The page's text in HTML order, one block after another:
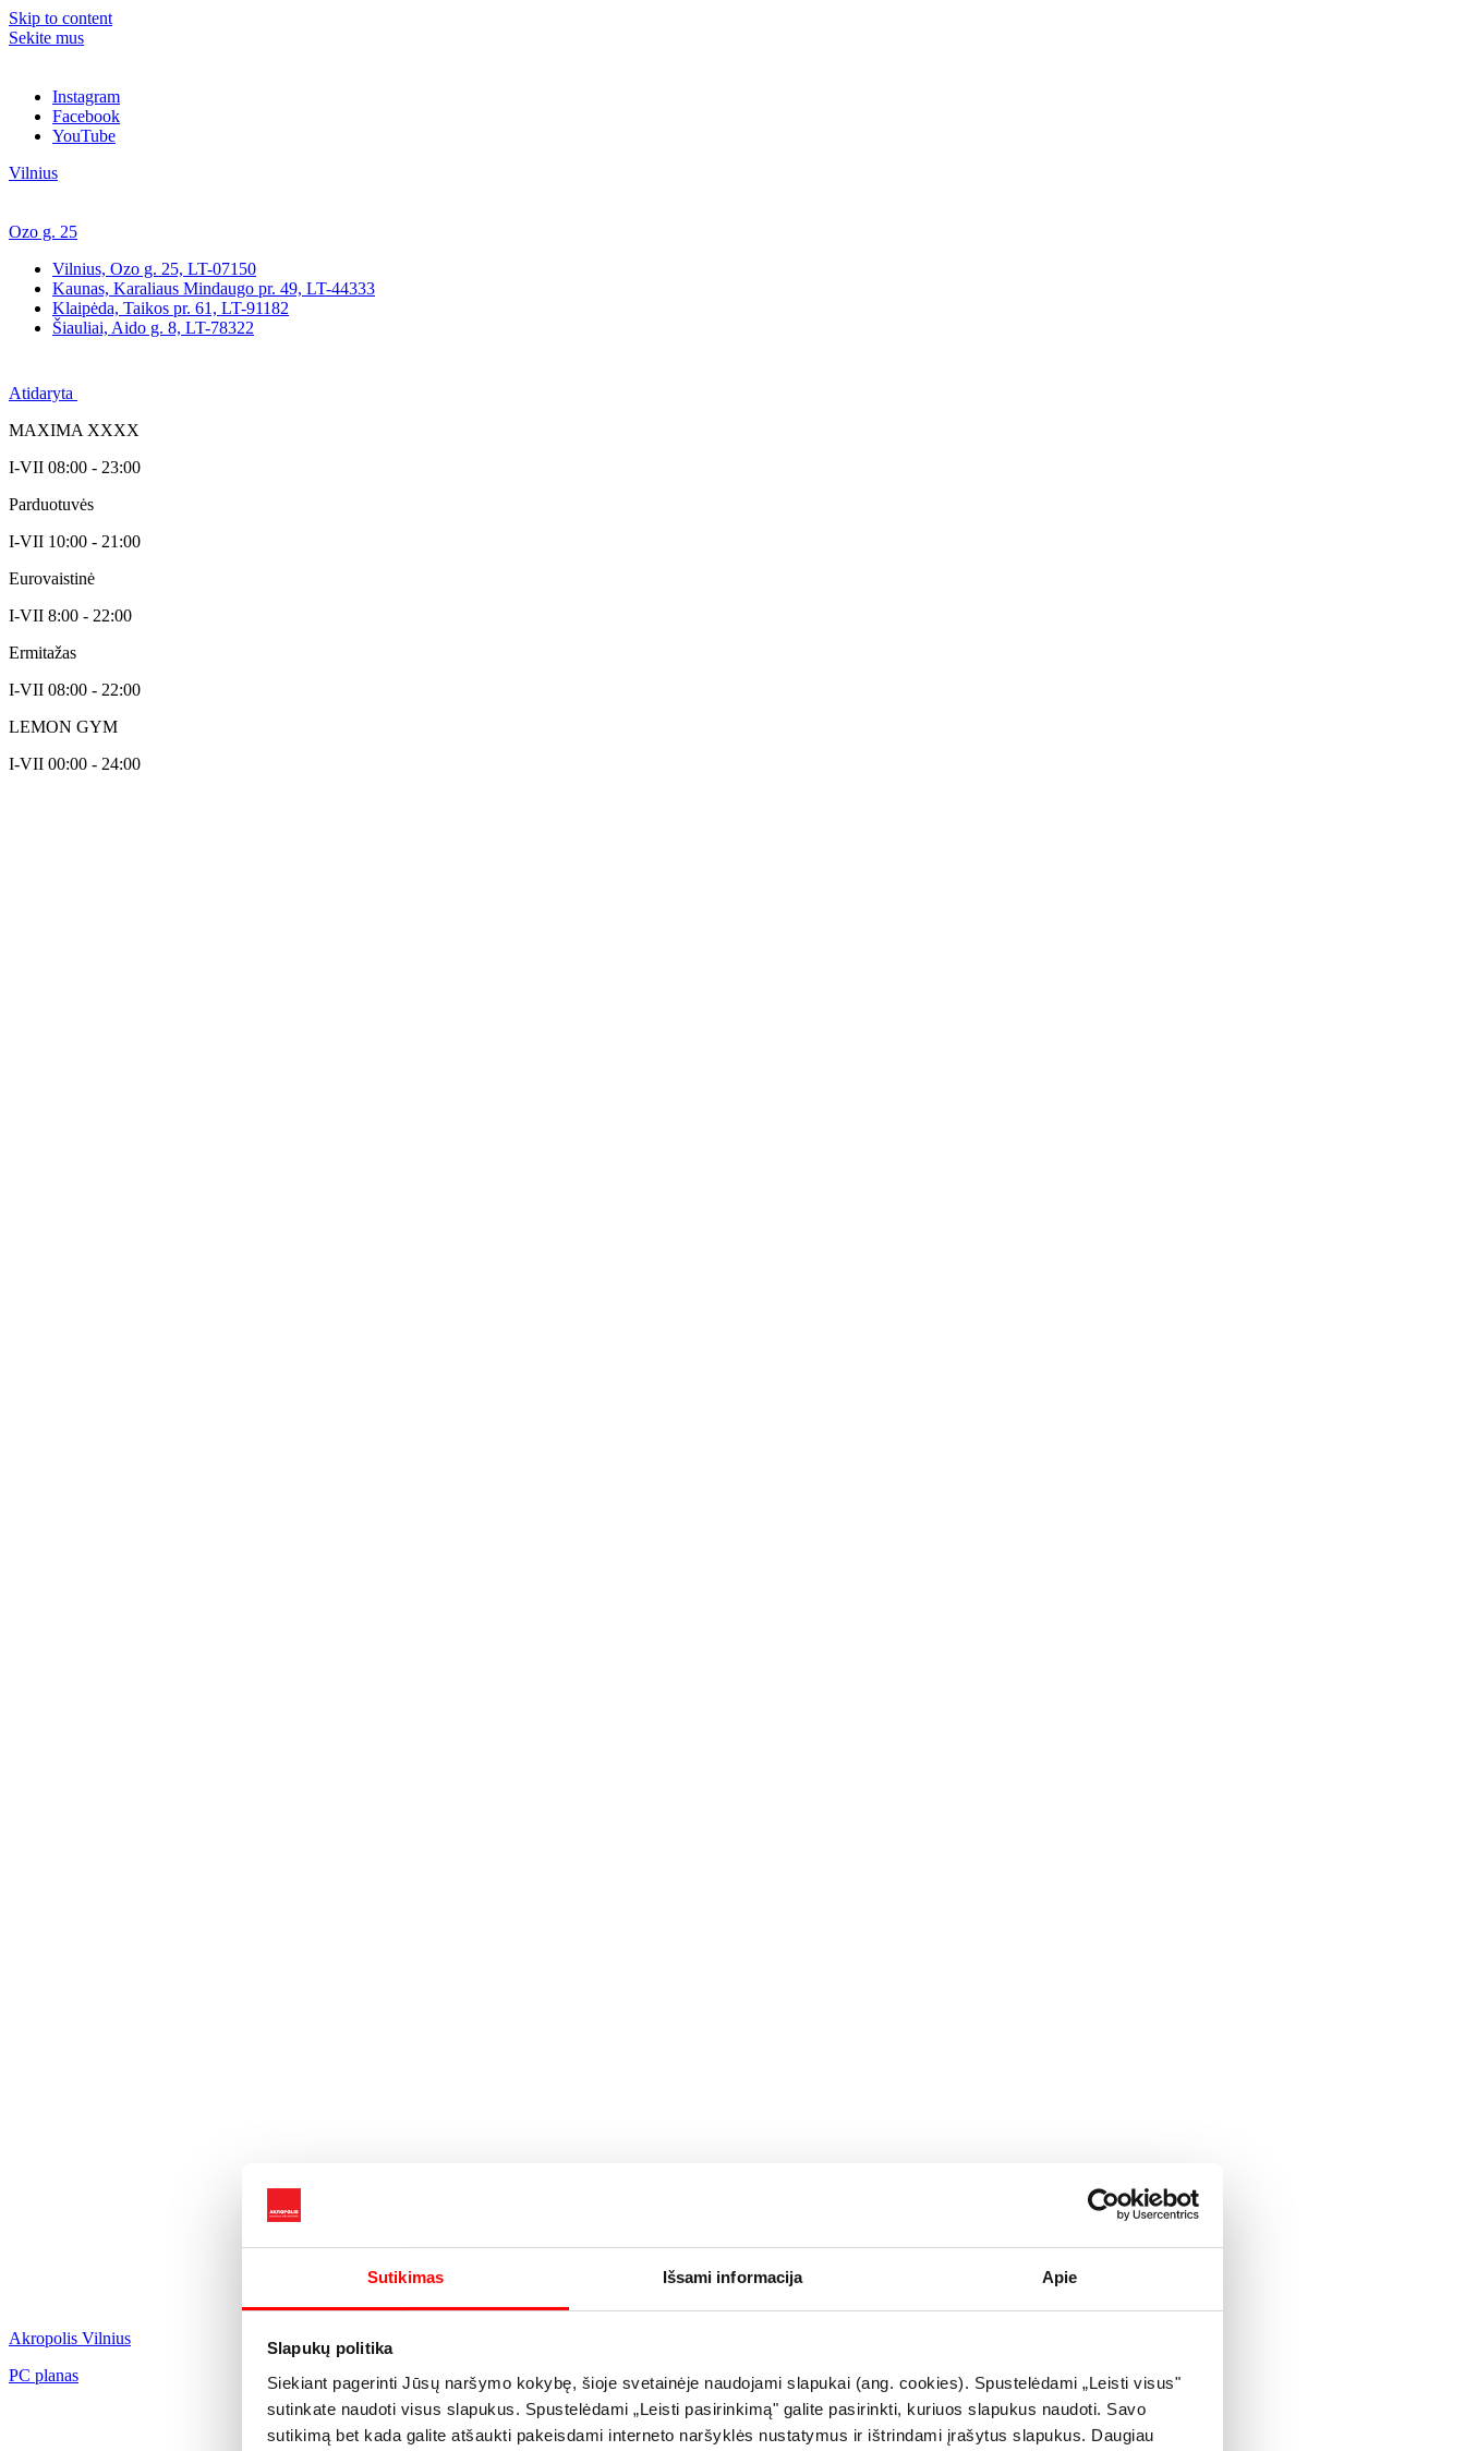
Sutikimas Išsami informacija Apie
Slapukų politika
Siekiant pagerinti Jūsų naršymo kokybę, šioje svetainėje naudojami slapukai (ang. cookies). Spustelėdami „Leisti visus"
sutinkate naudoti visus slapukus. Spustelėdami „Leisti pasirinkimą" galite pasirinkti, kuriuos slapukus naudoti. Savo
sutikimą bet kada galite atšaukti pakeisdami interneto naršyklės nustatymus ir ištrindami įrašytus slapukus. Daugiau
Skip to content
Sekite mus
Instagram
Facebook
YouTube
Vilnius
Ozo g. 25
Vilnius, Ozo g. 25, LT-07150
Kaunas, Karaliaus Mindaugo pr. 49, LT-44333
Klaipėda, Taikos pr. 61, LT-91182
Šiauliai, Aido g. 8, LT-78322
Atidaryta
MAXIMA XXXX
I-VII 08:00 - 23:00
Parduotuvės
I-VII 10:00 - 21:00
Eurovaistinė
I-VII 8:00 - 22:00
Ermitažas
I-VII 08:00 - 22:00
LEMON GYM
I-VII 00:00 - 24:00
Akropolis Vilnius
PC planas